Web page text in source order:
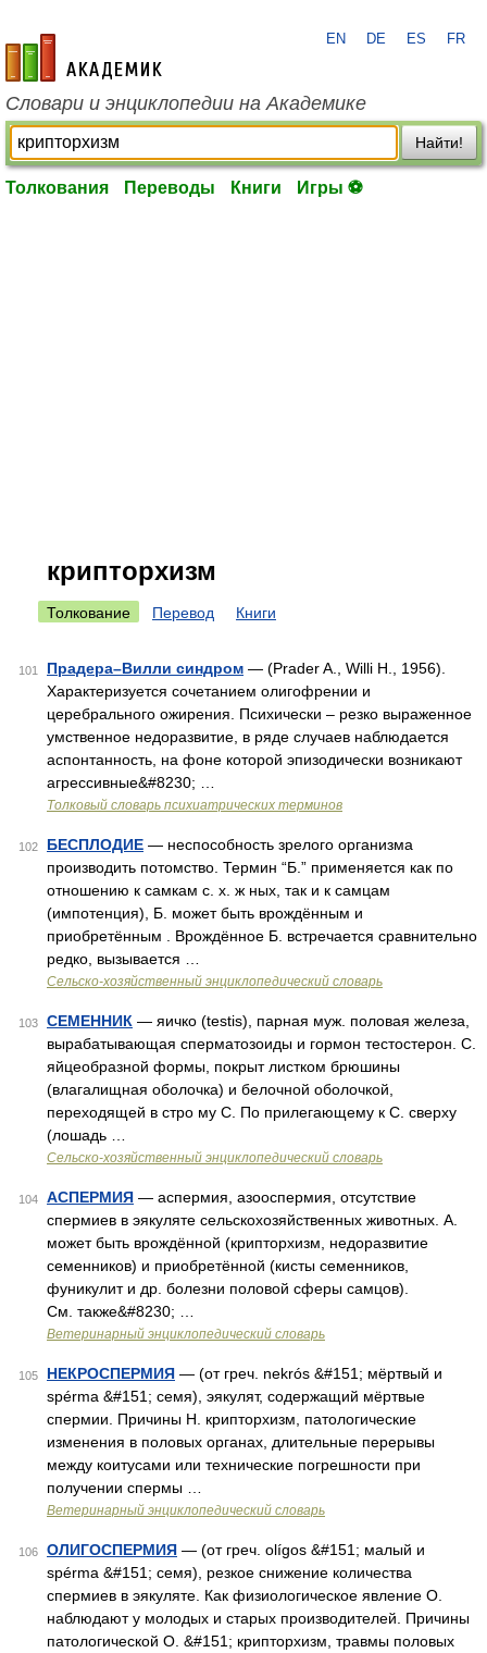
academic.ru
EN DE ES FR
Словари и энциклопедии на Академике
Найти!
Толкования Переводы Книги Игры ⚽
крипторхизм
Толкование Перевод Книги
101 Прадера–Вилли синдром — (Prader A., Willi H., 1956).
Характеризуется сочетанием олигофрении и
церебрального ожирения. Психически – резко выраженное
умственное недоразвитие, в ряде случаев наблюдается
аспонтанность, на фоне которой эпизодически возникают
агрессивные&#8230; …
Толковый словарь психиатрических терминов
102 БЕСПЛОДИЕ — неспособность зрелого организма
производить потомство. Термин “Б.” применяется как по
отношению к самкам с. х. ж ных, так и к самцам
(импотенция), Б. может быть врождённым и
приобретённым . Врождённое Б. встречается сравнительно
редко, вызывается …
Сельско-хозяйственный энциклопедический словарь
103 СЕМЕННИК — яичко (testis), парная муж. половая железа,
вырабатывающая сперматозоиды и гормон тестостерон. С.
яйцеобразной формы, покрыт листком брюшины
(влагалищная оболочка) и белочной оболочкой,
переходящей в стро му С. По прилегающему к С. сверху
(лошадь …
Сельско-хозяйственный энциклопедический словарь
104 АСПЕРМИЯ — аспермия, азооспермия, отсутствие
спермиев в эякуляте сельскохозяйственных животных. А.
может быть врождённой (крипторхизм, недоразвитие
семенников) и приобретённой (кисты семенников,
фуникулит и др. болезни половой сферы самцов).
См. также&#8230; …
Ветеринарный энциклопедический словарь
105 НЕКРОСПЕРМИЯ — (от греч. nekrós &#151; мёртвый и
spérma &#151; семя), эякулят, содержащий мёртвые
спермии. Причины Н. крипторхизм, патологические
изменения в половых органах, длительные перерывы
между коитусами или технические погрешности при
получении спермы …
Ветеринарный энциклопедический словарь
106 ОЛИГОСПЕРМИЯ — (от греч. olígos &#151; малый и
spérma &#151; семя), резкое снижение количества
спермиев в эякуляте. Как физиологическое явление О.
наблюдают у молодых и старых производителей. Причины
патологической О. &#151; крипторхизм, травмы половых